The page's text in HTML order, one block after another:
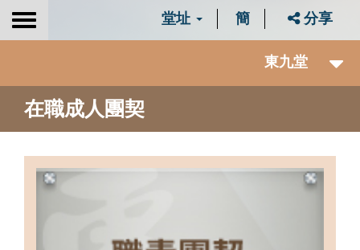
Toggle
堂址 簡 分享
東九堂
在職成人團契